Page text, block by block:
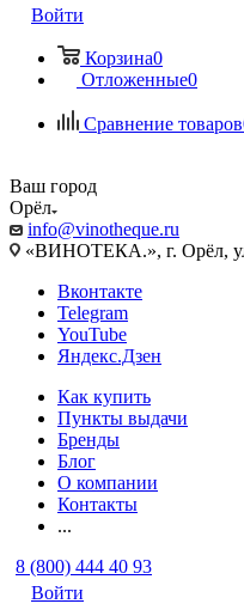
Войти
Корзина0
Отложенные0
Сравнение товаров
Ваш город
Орёл
info@vinotheque.ru
«ВИНОТЕКА.», г. Орёл,
Вконтакте
Telegram
YouTube
Яндекс.Дзен
Как купить
Пункты выдачи
Бренды
Блог
О компании
Контакты
...
8 (800) 444 40 93
Войти